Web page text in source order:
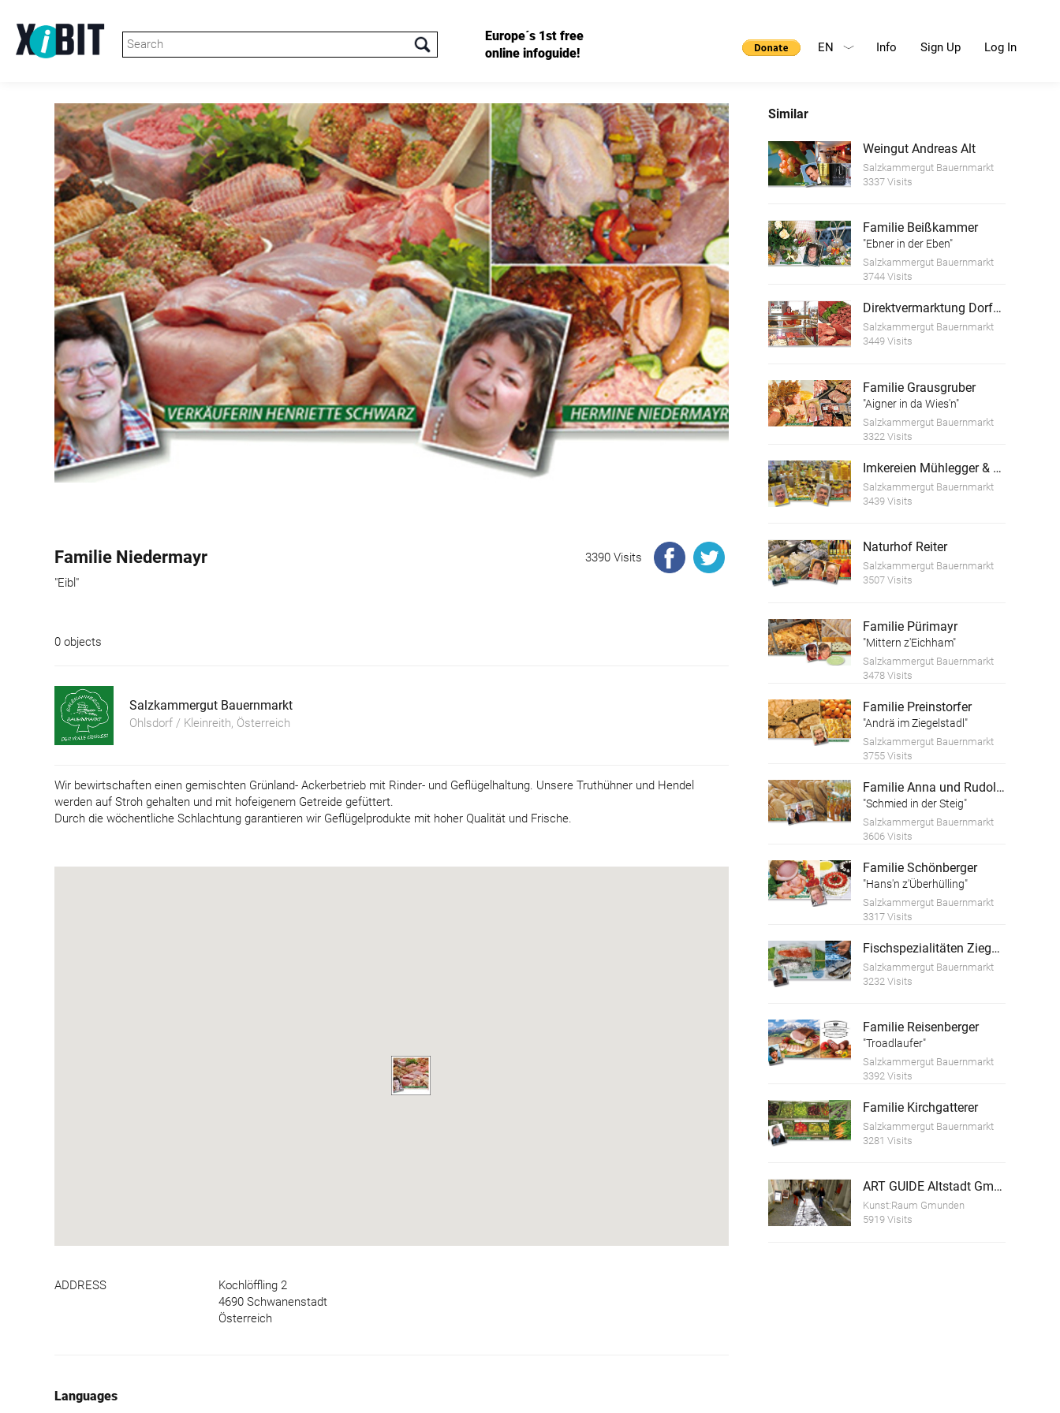
Europe´s 1st free
online infoguide!
Info Sign Up Log In
EN
Familie Niedermayr
"Eibl"
3390 Visits
0 objects
Salzkammergut Bauernmarkt
Ohlsdorf / Kleinreith, Österreich
Wir bewirtschaften einen gemischten Grünland- Ackerbetrieb mit Rinder- und Geflügelhaltung. Unsere Truthühner und Hendel
werden auf Stroh gehalten und mit hofeigenem Getreide gefüttert.
Durch die wöchentliche Schlachtung garantieren wir Geflügelprodukte mit hoher Qualität und Frische.
ADDRESS
Kochlöffling 2
4690 Schwanenstadt
Österreich
Languages
Similar
Weingut Andreas Alt
Salzkammergut Bauernmarkt
3337 Visits
Familie Beißkammer
"Ebner in der Eben"
Salzkammergut Bauernmarkt
3744 Visits
Direktvermarktung Dorfer Metzger
Salzkammergut Bauernmarkt
3449 Visits
Familie Grausgruber
"Aigner in da Wies'n"
Salzkammergut Bauernmarkt
3322 Visits
Imkereien Mühlegger & Köstler
Salzkammergut Bauernmarkt
3439 Visits
Naturhof Reiter
Salzkammergut Bauernmarkt
3507 Visits
Familie Pürimayr
"Mittern z'Eichham"
Salzkammergut Bauernmarkt
3478 Visits
Familie Preinstorfer
"Andrä im Ziegelstadl"
Salzkammergut Bauernmarkt
3755 Visits
Familie Anna und Rudolf Reiter
"Schmied in der Steig"
Salzkammergut Bauernmarkt
3606 Visits
Familie Schönberger
"Hans'n z'Überhülling"
Salzkammergut Bauernmarkt
3317 Visits
Fischspezialitäten Ziegelbäck Andreas
Salzkammergut Bauernmarkt
3232 Visits
Familie Reisenberger
"Troadlaufer"
Salzkammergut Bauernmarkt
3392 Visits
Familie Kirchgatterer
Salzkammergut Bauernmarkt
3281 Visits
ART GUIDE Altstadt Gmunden
Kunst:Raum Gmunden
5919 Visits